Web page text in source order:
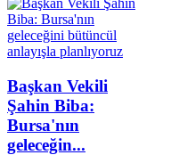
Başkan Vekili
Şahin Biba:
Bursa'nın
geleceğin...